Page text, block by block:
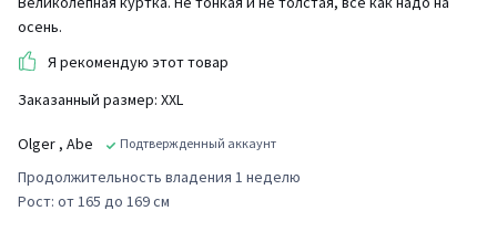
осень.
Я рекомендую этот товар
Заказанный размер: XXL
Olger , Abe Подтвержденный аккаунт
Продолжительность владения 1 неделю
Рост: от 165 до 169 см